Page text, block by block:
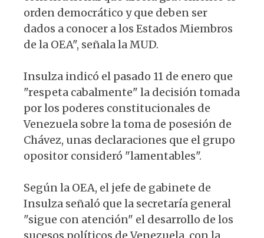
orden democrático y que deben ser
dados a conocer a los Estados Miembros
de la OEA", señala la MUD.
Insulza indicó el pasado 11 de enero que
"respeta cabalmente" la decisión tomada
por los poderes constitucionales de
Venezuela sobre la toma de posesión de
Chávez, unas declaraciones que el grupo
opositor consideró "lamentables".
Según la OEA, el jefe de gabinete de
Insulza señaló que la secretaría general
"sigue con atención" el desarrollo de los